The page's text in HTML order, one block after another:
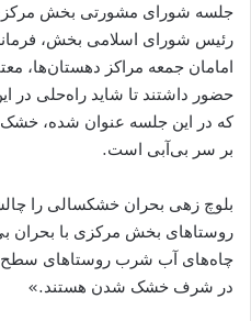
جلسه شورای مشورتی بخش
رئیس شورای اسلامی بخش،
امامان جمعه مراکز دهستان‌ها،
حضور داشتند تا شاید راه‌حلی در
که در این جلسه عنوان شده،
بر سر بی‌آبی است.
بلوچ زهی بحران خشکسالی را
روستاهای بخش مرکزی با بحران
چاه‌های آب شرب روستاهای سطح
در شرف خشک شدن هستند.»